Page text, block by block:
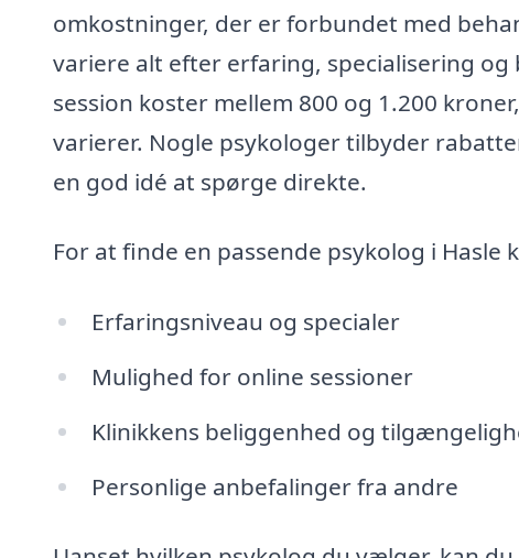
omkostninger, der er forbundet med
variere alt efter erfaring, specialisering
session koster mellem 800 og 1.200
varierer. Nogle psykologer tilbyder
en god idé at spørge direkte.
For at finde en passende psykolog i
Erfaringsniveau og specialer
Mulighed for online sessioner
Klinikkens beliggenhed og
Personlige anbefalinger fra andre